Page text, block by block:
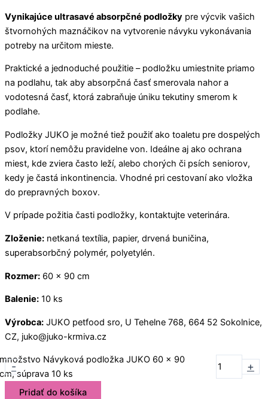
Vynikajúce ultrasavé absorpčné podložky pre výcvik vašich
štvornohých maznáčikov na vytvorenie návyku vykonávania
potreby na určitom mieste.
Praktické a jednoduché použitie – podložku umiestnite priamo
na podlahu, tak aby absorpčná časť smerovala nahor a
vodotesná časť, ktorá zabraňuje úniku tekutiny smerom k
podlahe.
Podložky JUKO je možné tiež použiť ako toaletu pre dospelých
psov, ktorí nemôžu pravidelne von. Ideálne aj ako ochrana
miest, kde zviera často leží, alebo chorých či psích seniorov,
kedy je častá inkontinencia. Vhodné pri cestovaní ako vložka
do prepravných boxov.
V prípade požitia časti podložky, kontaktujte veterinára.
Zloženie: netkaná textília, papier, drvená buničina,
superabsorbčný polymér, polyetylén.
Rozmer: 60 x 90 cm
Balenie: 10 ks
Výrobca: JUKO petfood sro, U Tehelne 768, 664 52 Sokolnice,
CZ, juko@juko-krmiva.cz
-
množstvo Návyková podložka JUKO 60 x 90
cm, súprava 10 ks
+
Pridať do košíka